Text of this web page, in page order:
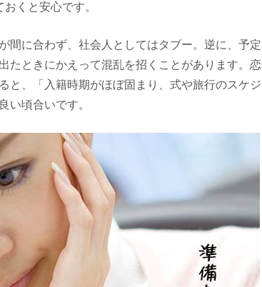
くと安心です。
間に合わず、社会人としてはタブー。逆に、予定
たときにかえって混乱を招くことがあります。恋
と、「入籍時期がほぼ固まり、式や旅行のスケジ
い頃合いです。